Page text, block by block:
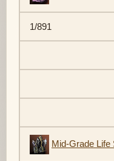
1/891
Mid-Grade Life